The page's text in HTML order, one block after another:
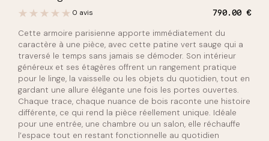
0 avis 790.00€
Cette armoire parisienne apporte immédiatement du
caractère à une pièce, avec cette patine vert sauge qui a
traversé le temps sans jamais se démoder. Son intérieur
généreux et ses étagères offrent un rangement pratique
pour le linge, la vaisselle ou les objets du quotidien, tout en
gardant une allure élégante une fois les portes ouvertes.
Chaque trace, chaque nuance de bois raconte une histoire
différente, ce qui rend la pièce réellement unique. Idéale
pour une entrée, une chambre ou un salon, elle réchauffe
l’espace tout en restant fonctionnelle au quotidien